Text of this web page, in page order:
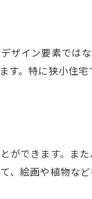
ザイン要素では
す。特に狭小住宅
ができます。ま
、絵画や植物な